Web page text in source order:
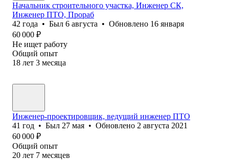
Начальник строительного участка, Инженер СК,
Инженер ПТО, Прораб
42 года • Был 6 августа • Обновлено 16 января
60 000 ₽
Не ищет работу
Общий опыт
18 лет 3 месяца
Инженер-проектировщик, ведущий инженер ПТО
41 год • Был 27 мая • Обновлено 2 августа 2021
60 000 ₽
Общий опыт
20 лет 7 месяцев